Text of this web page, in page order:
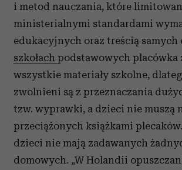
i metod nauczania, które
ministerialnymi standardami
edukacyjnych oraz treścią samych
szkołach podstawowych placówka
wszystkie materiały szkolne,
zwolnieni są z przeznaczania
tzw. wyprawki, a dzieci nie muszą
przeciążonych książkami
dzieci nie mają zadawanych
domowych. „W Holandii